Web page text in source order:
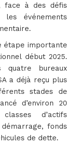
face à des défis
les événements
étape importante
début 2025.
bureaux
a déjà reçu plus
stades de
d’environ 20
d’actifs
fonds
de dette.